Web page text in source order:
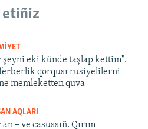
etiñiz
şeyni eki künde taşlap kettim".
qorqusı rusiyelilerni
memleketten quva
AQLARI
– ve casussıñ. Qırım